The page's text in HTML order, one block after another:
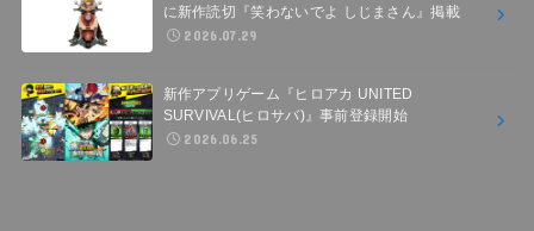
に新作読切『笑わないでよ しじまさん』掲載
2026.07.29
新作アプリゲーム『ヒロアカ UNITED
SURVIVAL(ヒロサバ)』事前登録開始
2026.06.25